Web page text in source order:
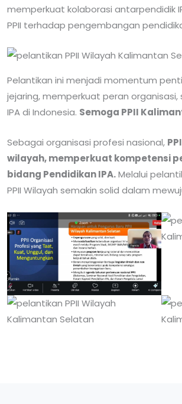
memperkuat kolaborasi antarpendidik
PPII terhadap pengembangan
Pelantikan ini menjadi momentum
jejaring, memperkuat peran
IPA di Indonesia. Semoga PPII
Sebagai organisasi profesi nasional,
wilayah, memperkuat kompetensi
bidang Pendidikan IPA.Melalui
PPII Wilayah semakin solid dalam